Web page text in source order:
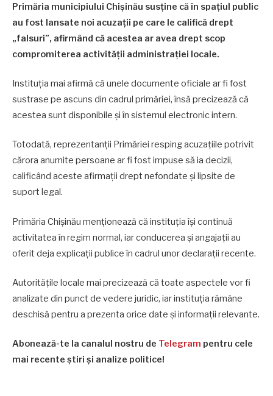
Primăria municipiului Chișinău susține că în spațiul public
au fost lansate noi acuzații pe care le califică drept
„falsuri”, afirmând că acestea ar avea drept scop
compromiterea activității administrației locale.
Instituția mai afirmă că unele documente oficiale ar fi fost
sustrase pe ascuns din cadrul primăriei, însă precizează că
acestea sunt disponibile și în sistemul electronic intern.
Totodată, reprezentanții Primăriei resping acuzațiile potrivit
cărora anumite persoane ar fi fost impuse să ia decizii,
calificând aceste afirmații drept nefondate și lipsite de
suport legal.
Primăria Chișinău menționează că instituția își continuă
activitatea în regim normal, iar conducerea și angajații au
oferit deja explicații publice în cadrul unor declarații recente.
Autoritățile locale mai precizează că toate aspectele vor fi
analizate din punct de vedere juridic, iar instituția rămâne
deschisă pentru a prezenta orice date și informații relevante.
Abonează-te la canalul nostru de Telegram pentru cele
mai recente știri și analize politice!